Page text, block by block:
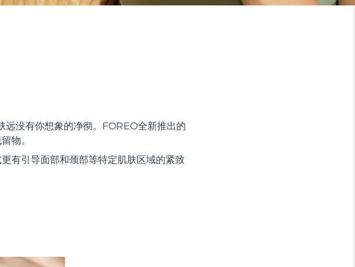
远没有你想象的净彻。FOREO全新推出的
物。
有引导面部和颈部等特定肌肤区域的紧致